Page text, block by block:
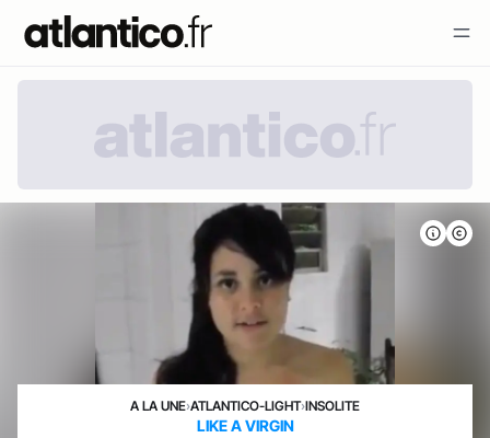
A LA UNE›ATLANTICO-LIGHT›INSOLITE
LIKE A VIRGIN